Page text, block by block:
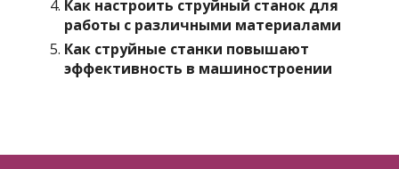
Как настроить струйный станок для
работы с различными материалами
Как струйные станки повышают
эффективность в машиностроении